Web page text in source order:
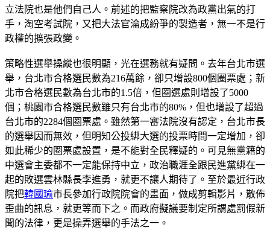
立法院也是他們自己人。前述的把監察院改為政黨出氣的打
手，淘空考試院，又把大法官淪成紛爭的製造者，無一不是行
政權的擴張政變。
策略性選舉操縱也很明顯，光在選務就有疑問。去年台北市選
舉，台北市合格選民數為216萬餘，卻只增設800個圈票處；新
北市合格選民數為台北市的1.5倍，但圈選處則增設了5000
個；桃園市合格選民數雖只有台北市的80%，但也增設了超過
台北市的2284個圈票處。雖然第一審法院沒有認定，台北市長
的選舉因而無效，但明知公投綁大選的投票時間一定增加，卻
如此稀少的圈票處設置，是不能對全民釋疑的。可見無黨籍的
中選會主委都不一定能保持中立，政治職涯全跟民進黨綁在一
起的敗選雲林縣長李進勇，就更不讓人期待了。至於最近行政
院把韓國瑜市長參加行政院院會的畫面，做成剪輯影片，散佈
歪曲的訊息，就更等而下之。而政府擬議要制定所謂處罰假新
聞的法律，更是操弄選舉的手法之一。